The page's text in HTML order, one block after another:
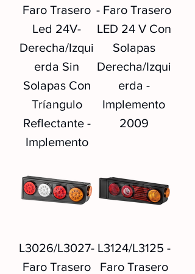
Faro Trasero
Led 24V-
Derecha/Izqui
erda Sin
Solapas Con
Tríangulo
Reflectante -
Implemento
- Faro Trasero
LED 24 V Con
Solapas
Derecha/Izqui
erda -
Implemento
2009
L3026/L3027-
Faro Trasero
L3124/L3125 -
Faro Trasero